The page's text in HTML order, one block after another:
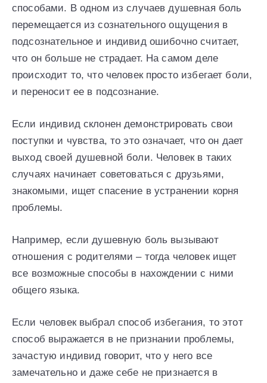
способами. В одном из случаев душевная боль
перемещается из сознательного ощущения в
подсознательное и индивид ошибочно считает,
что он больше не страдает. На самом деле
происходит то, что человек просто избегает боли,
и переносит ее в подсознание.
Если индивид склонен демонстрировать свои
поступки и чувства, то это означает, что он дает
выход своей душевной боли. Человек в таких
случаях начинает советоваться с друзьями,
знакомыми, ищет спасение в устранении корня
проблемы.
Например, если душевную боль вызывают
отношения с родителями – тогда человек ищет
все возможные способы в нахождении с ними
общего языка.
Если человек выбрал способ избегания, то этот
способ выражается в не признании проблемы,
зачастую индивид говорит, что у него все
замечательно и даже себе не признается в